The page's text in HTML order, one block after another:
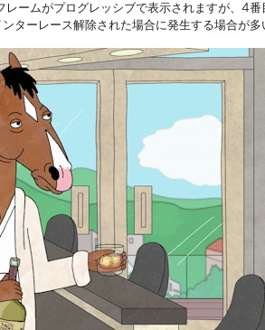
ームがプログレッシブで表示されますが、4
ターレース解除された場合に発生する場合が多